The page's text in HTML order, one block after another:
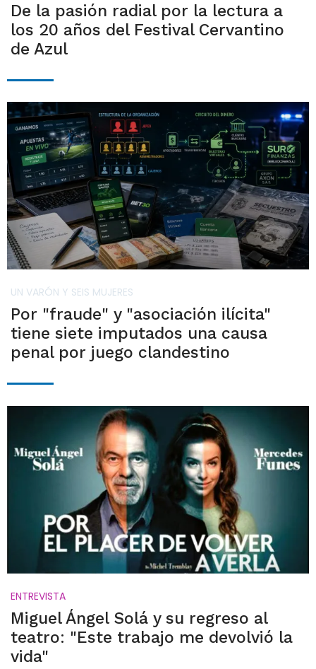
De la pasión radial por la lectura a
los 20 años del Festival Cervantino
de Azul
UN VARÓN Y SEIS MUJERES
Por "fraude" y "asociación ilícita"
tiene siete imputados una causa
penal por juego clandestino
ENTREVISTA
Miguel Ángel Solá y su regreso al
teatro: "Este trabajo me devolvió la
vida"